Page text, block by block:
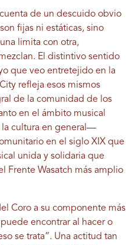
de un descuido obvio
fijas ni estáticas, sino
limita con otra,
El distintivo sentido
que veo entretejido en la
refleja esos mismos
de la comunidad de los
en el ámbito musical
cultura en general—
en el siglo XIX que
unida y solidaria que
Frente Wasatch más amplio
Coro a su componente más
encontrar al hacer o
se trata”. Una actitud tan